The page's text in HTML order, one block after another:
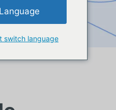
switch language